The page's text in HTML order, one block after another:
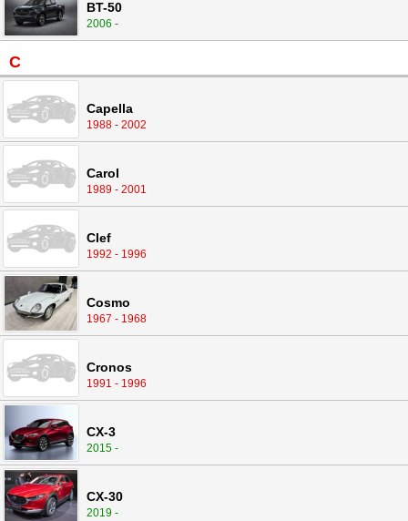
BT-50
2006 -
C
Capella
1988 - 2002
Carol
1989 - 2001
Clef
1992 - 1996
Cosmo
1967 - 1968
Cronos
1991 - 1996
CX-3
2015 -
CX-30
2019 -